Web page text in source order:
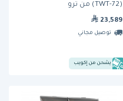
(TWT-72) من ترو
23,589
توصيل مجاني
يشحن من إكويب